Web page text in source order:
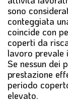
sono
conteggiata
coincide con
coperti da
lavoro
Se nessun dei
prestazione
periodo
elevato.